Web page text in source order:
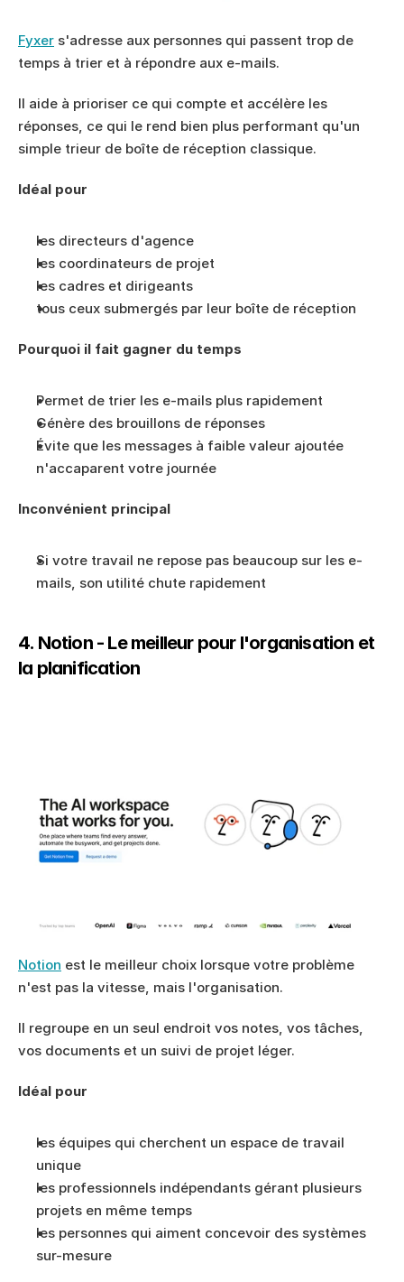
Fyxer s'adresse aux personnes qui passent trop de
temps à trier et à répondre aux e-mails.
Il aide à prioriser ce qui compte et accélère les
réponses, ce qui le rend bien plus performant qu'un
simple trieur de boîte de réception classique.
Idéal pour
les directeurs d'agence
les coordinateurs de projet
les cadres et dirigeants
tous ceux submergés par leur boîte de réception
Pourquoi il fait gagner du temps
Permet de trier les e-mails plus rapidement
Génère des brouillons de réponses
Évite que les messages à faible valeur ajoutée
n'accaparent votre journée
Inconvénient principal
Si votre travail ne repose pas beaucoup sur les e-
mails, son utilité chute rapidement
4. Notion - Le meilleur pour l'organisation et
la planification
Notion est le meilleur choix lorsque votre problème
n'est pas la vitesse, mais l'organisation.
Il regroupe en un seul endroit vos notes, vos tâches,
vos documents et un suivi de projet léger.
Idéal pour
les équipes qui cherchent un espace de travail
unique
les professionnels indépendants gérant plusieurs
projets en même temps
les personnes qui aiment concevoir des systèmes
sur-mesure